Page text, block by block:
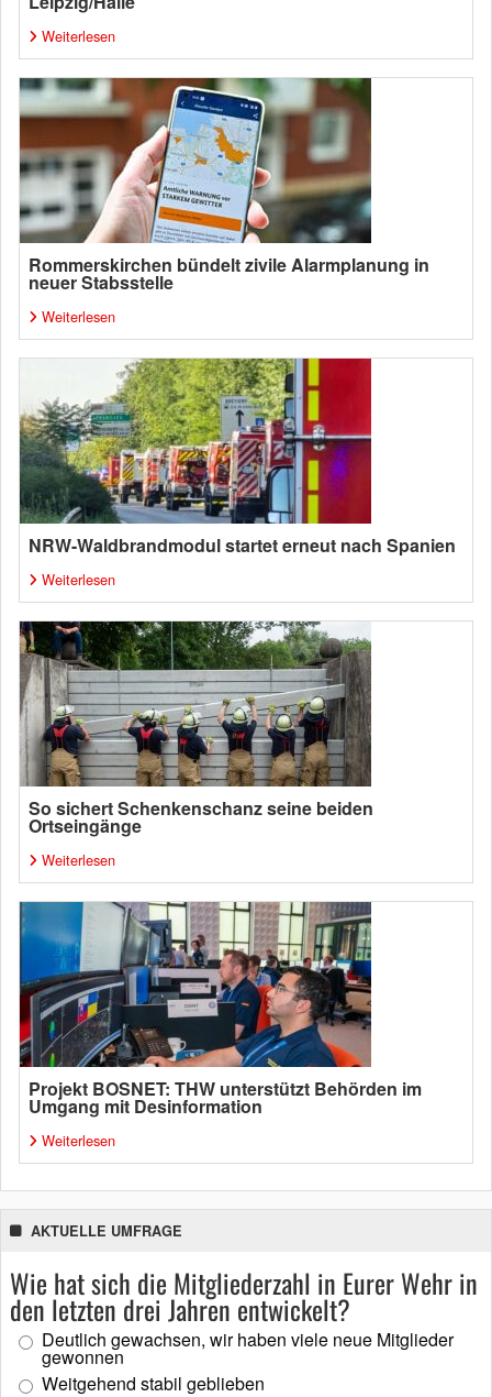
Weiterlesen
Rommerskirchen bündelt zivile Alarmplanung in
neuer Stabsstelle
Weiterlesen
NRW-Waldbrandmodul startet erneut nach Spanien
Weiterlesen
So sichert Schenkenschanz seine beiden
Ortseingänge
Weiterlesen
Projekt BOSNET: THW unterstützt Behörden im
Umgang mit Desinformation
Weiterlesen
AKTUELLE UMFRAGE
Wie hat sich die Mitgliederzahl in Eurer Wehr in
den letzten drei Jahren entwickelt?
Deutlich gewachsen, wir haben viele neue Mitglieder
gewonnen
Weitgehend stabil geblieben